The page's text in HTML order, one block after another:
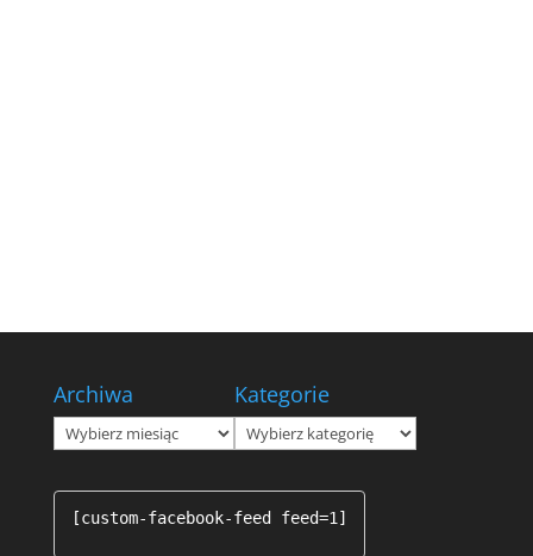
Archiwa
Archiwa
Kategorie
Kategorie
[custom-facebook-feed feed=1]